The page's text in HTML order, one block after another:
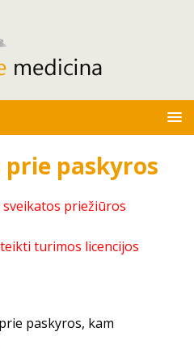
paskyros
priežiūros
turimos licencijos
paskyros, kam